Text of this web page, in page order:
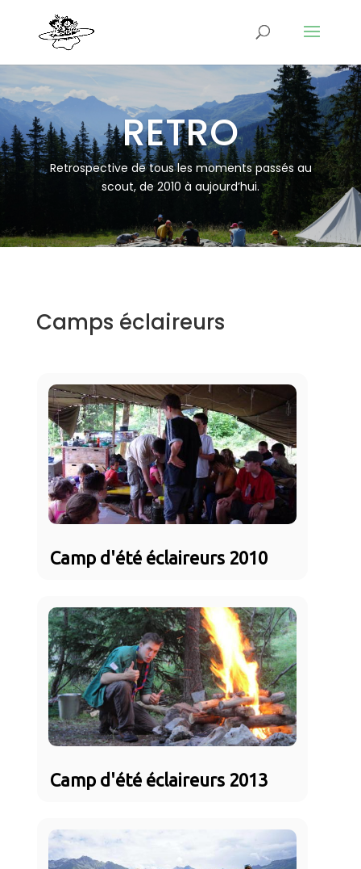
RETRO
Retrospective de tous les moments passés au
scout, de 2010 à aujourd’hui.
Camps éclaireurs
Camp d'été éclaireurs 2010
Camp d'été éclaireurs 2013